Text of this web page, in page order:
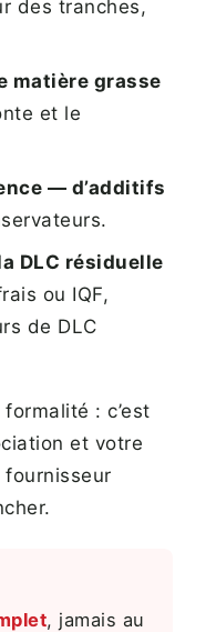
des tranches,
matière grasse
et le
— d’additifs
DLC résiduelle
ou IQF,
de DLC
: c’est
et votre
, jamais au